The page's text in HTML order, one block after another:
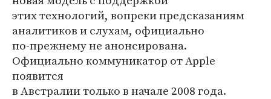
этих технологий, вопреки предсказаниям
аналитиков и слухам, официально
по-прежнему не анонсирована.
Официально коммуникатор от Apple
появится
в Австралии только в начале 2008 года.